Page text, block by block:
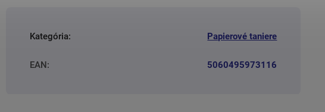
Kategória: Papierové taniere
EAN: 5060495973116